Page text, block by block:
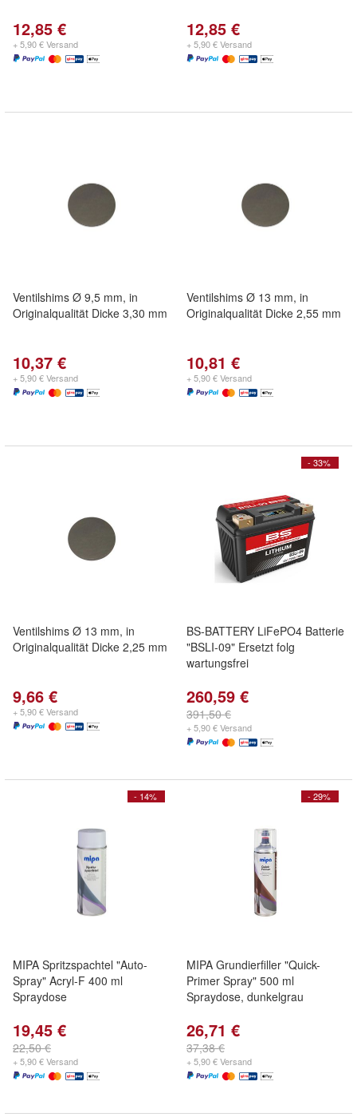
12,85 €
+ 5,90 € Versand
12,85 €
+ 5,90 € Versand
Ventilshims Ø 9,5 mm, in
Originalqualität Dicke 3,30 mm
10,37 €
+ 5,90 € Versand
Ventilshims Ø 13 mm, in
Originalqualität Dicke 2,55 mm
10,81 €
+ 5,90 € Versand
Ventilshims Ø 13 mm, in
Originalqualität Dicke 2,25 mm
9,66 €
+ 5,90 € Versand
- 33%
BS-BATTERY LiFePO4 Batterie
"BSLI-09" Ersetzt folg
wartungsfrei
260,59 €
391,50 €
+ 5,90 € Versand
- 14%
MIPA Spritzspachtel "Auto-
Spray" Acryl-F 400 ml
Spraydose
19,45 €
22,50 €
+ 5,90 € Versand
- 29%
MIPA Grundierfiller "Quick-
Primer Spray" 500 ml
Spraydose, dunkelgrau
26,71 €
37,38 €
+ 5,90 € Versand